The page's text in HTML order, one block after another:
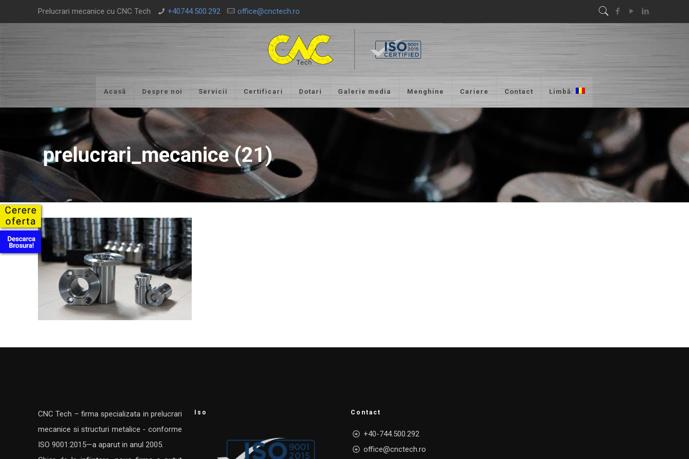
Prelucrari mecanice cu CNC Tech +40744.500.292 office@cnctech.ro
Acasă Despre noi Servicii Certificari Dotari Galerie media Menghine Cariere Contact Limbă:
prelucrari_mecanice (21)
CNC Tech – firma specializata in prelucrari
mecanice si structuri metalice - conforme
ISO 9001:2015—a aparut in anul 2005.
Iso Contact
+40-744.500.292
office@cnctech.ro